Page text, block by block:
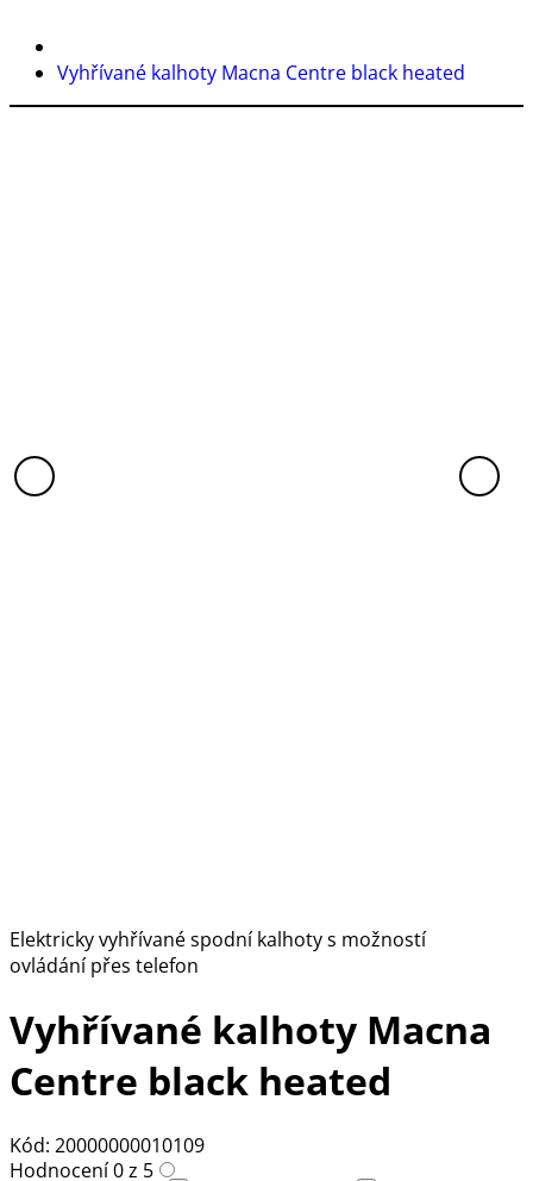
Vyhřívané kalhoty Macna Centre black heated
Elektricky vyhřívané spodní kalhoty s možností
ovládání přes telefon
Vyhřívané kalhoty Macna
Centre black heated
Kód: 20000000010109
Hodnocení 0 z 5